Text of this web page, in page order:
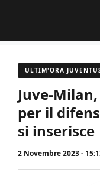
contenuto
ULTIM'ORA
Juve-
per il
si inserisce
2 Novembre 2023 -